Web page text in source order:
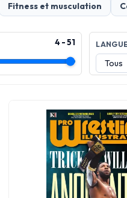
Fitness et musculation
4 - 51 LANGUE